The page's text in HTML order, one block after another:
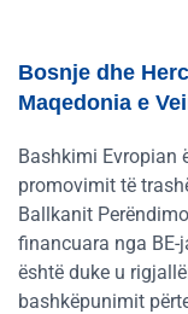
Bosnje dhe
Maqedonia e
Bashkimi Evropian
promovimit të
Ballkanit
financuara nga
është duke u
bashkëpunimit